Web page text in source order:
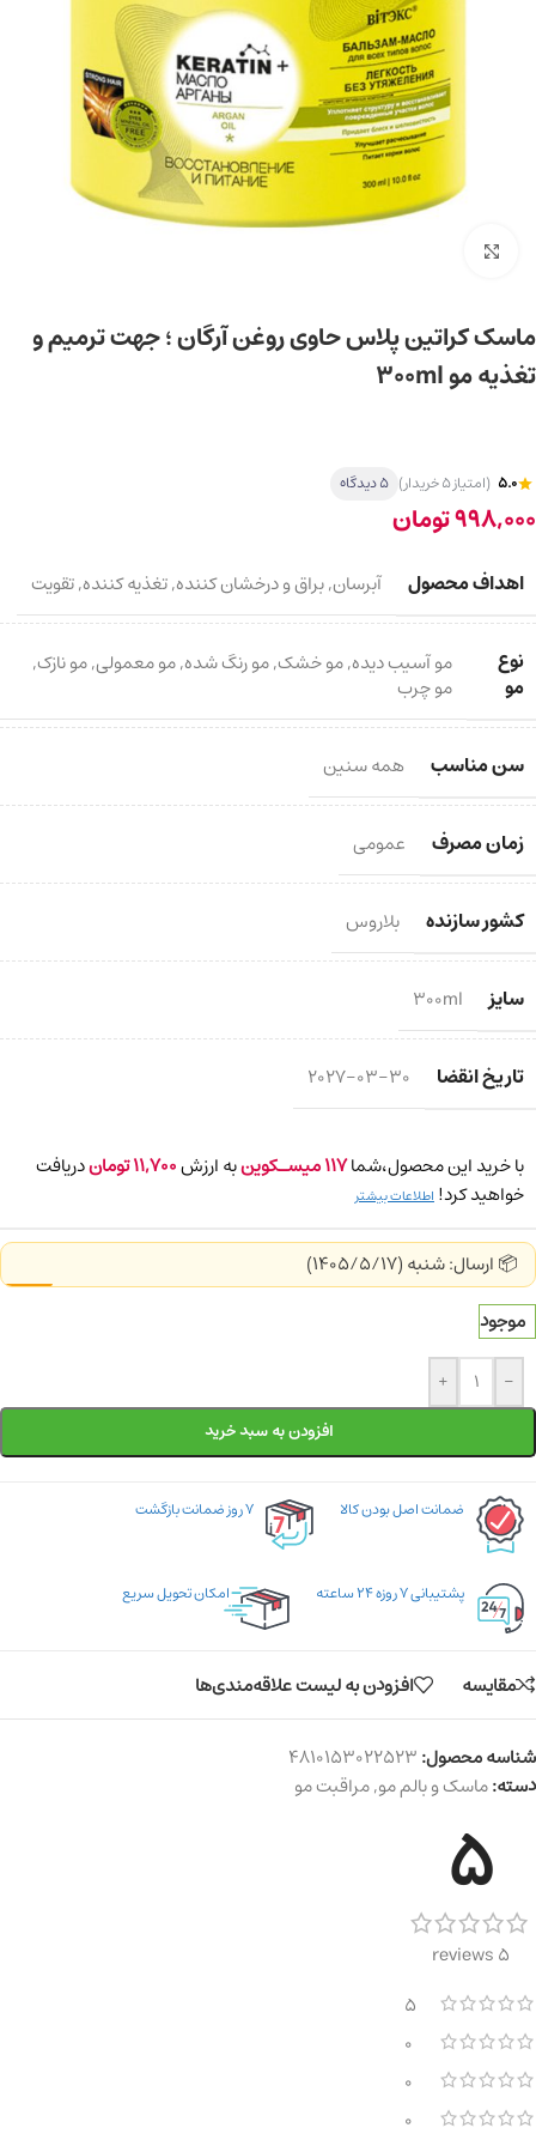
ماسک کراتین پلاس حاوی روغن آرگان ؛ جهت ترمیم و
تغذیه مو 300ml
5.0 (امتیاز 5 خریدار) 5 دیدگاه
998,000تومان
اهداف محصول آبرسان,براق و درخشان کننده,تغذیه کننده,تقویت
نوع
مو
مو آسیب دیده,مو خشک,مو رنگ شده,مو معمولی,مو نازک,
مو چرب
سن مناسب همه سنین
زمان مصرف عمومی
کشور سازنده بلاروس
سایز 300ml
تاریخ انقضا 2027-03-30
با خرید این محصول،شما117میسـکوینبه ارزش11,700توماندریافت
خواهید کرد! اطلاعات بیشتر
📦 ارسال: شنبه (1405/5/17)
موجود
-
+
افزودن به سبد خرید
ضمانت اصل بودن کالا ۷ روز ضمانت بازگشت
پشتیبانی ۷ روزه ۲۴ ساعته امکان تحویل سریع
مقایسه افزودن به لیست علاقه‌مندی‌ها
شناسه محصول:4810153022523
دسته:ماسک و بالم مو,مراقبت مو
5
5 reviews
5
0
0
0